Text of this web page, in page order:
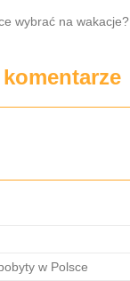
wybrać na wakacje?
w Polsce